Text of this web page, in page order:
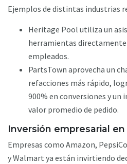
Ejemplos de distintas industrias
Heritage Pool utiliza un
herramientas directamente
empleados.
PartsTown aprovecha un
refacciones más rápido,
900% en conversiones y un
valor promedio de pedido.
Inversión empresarial en
Empresas como Amazon,
y Walmart ya están invirtiendo